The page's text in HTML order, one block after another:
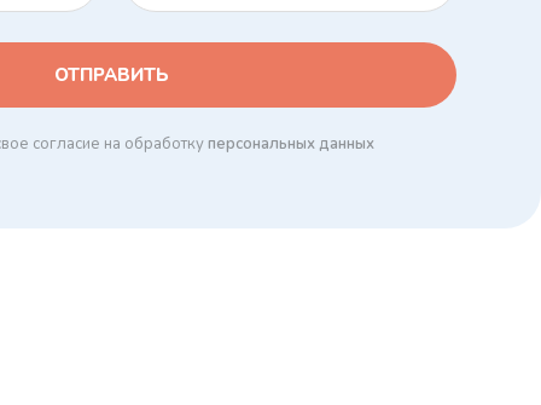
согласие на обработкуперсональных данных